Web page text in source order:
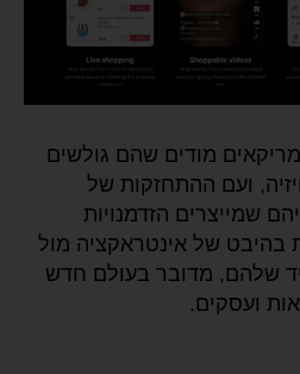
כשכ-75% מהאמריקאים מודים שהם גולשים
ועם ההתחזקות של
שמייצרים הזדמנויות
בהיבט של אינטראקציה מול
שלהם, מדובר בעולם חדש
ועסקים.